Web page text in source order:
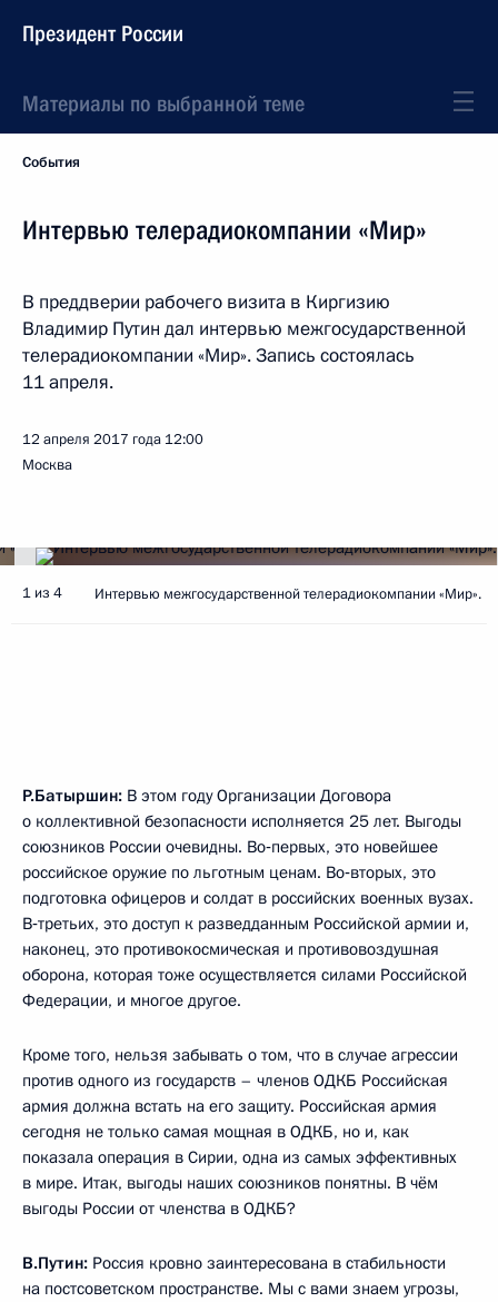
Президент России
Материалы по выбранной теме
События
Интервью телерадиокомпании «Мир»
В преддверии рабочего визита в Киргизию
Владимир Путин дал интервью межгосударственной
телерадиокомпании «Мир». Запись состоялась
11 апреля.
12 апреля 2017 года 12:00
Москва
1 из 4 Интервью межгосударственной телерадиокомпании «Мир».
Р.Батыршин: В этом году Организации Договора
о коллективной безопасности исполняется 25 лет. Выгоды
союзников России очевидны. Во‑первых, это новейшее
российское оружие по льготным ценам. Во‑вторых, это
подготовка офицеров и солдат в российских военных вузах.
В‑третьих, это доступ к разведданным Российской армии и,
наконец, это противокосмическая и противовоздушная
оборона, которая тоже осуществляется силами Российской
Федерации, и многое другое.
Кроме того, нельзя забывать о том, что в случае агрессии
против одного из государств – членов ОДКБ Российская
армия должна встать на его защиту. Российская армия
сегодня не только самая мощная в ОДКБ, но и, как
показала операция в Сирии, одна из самых эффективных
в мире. Итак, выгоды наших союзников понятны. В чём
выгоды России от членства в ОДКБ?
В.Путин: Россия кровно заинтересована в стабильности
на постсоветском пространстве. Мы с вами знаем угрозы,